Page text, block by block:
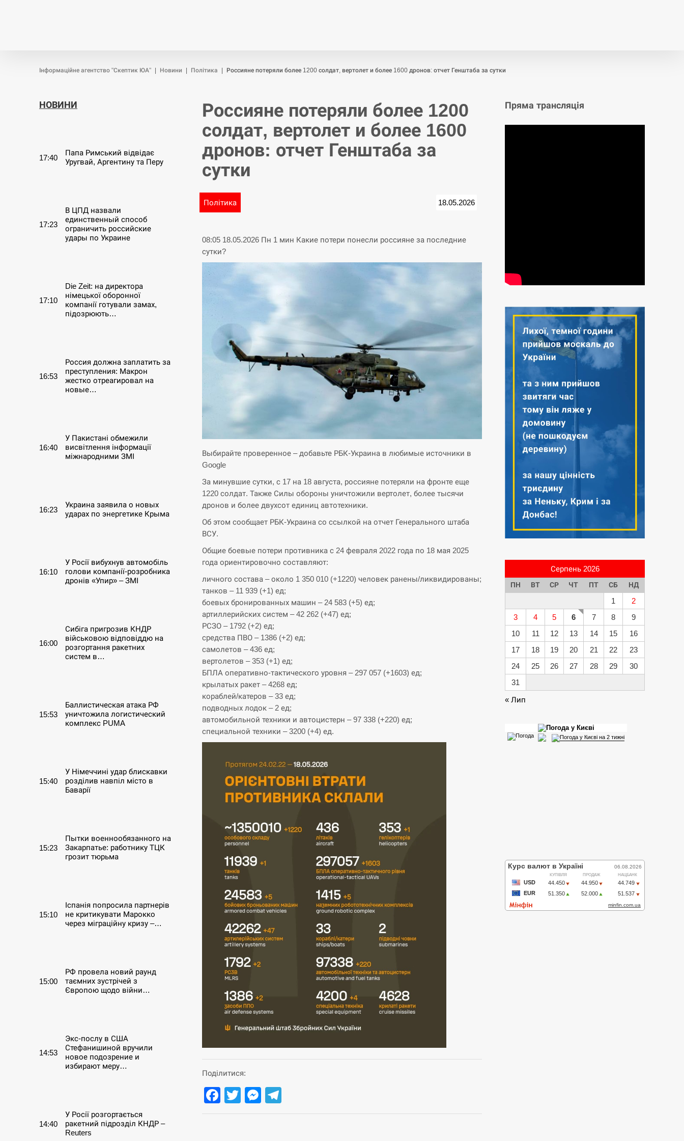
Інформаційне агентство "Скептик ЮА" Новини Політика Россияне потеряли более 1200 солдат, вертолет и более 1600 дронов: отчет Генштаба за сутки
НОВИНИ
17:40
Папа Римський відвідає
Уругвай, Аргентину та Перу
17:23
В ЦПД назвали
единственный способ
ограничить российские
удары по Украине
17:10
Die Zeit: на директора
німецької оборонної
компанії готували замах,
підозрюють…
16:53
Россия должна заплатить за
преступления: Макрон
жестко отреагировал на
новые…
16:40
У Пакистані обмежили
висвітлення інформації
міжнародними ЗМІ
16:23
Украина заявила о новых
ударах по энергетике Крыма
16:10
У Росії вибухнув автомобіль
голови компанії-розробника
дронів «Упир» – ЗМІ
16:00
Сибіга пригрозив КНДР
військовою відповіддю на
розгортання ракетних
систем в…
15:53
Баллистическая атака РФ
уничтожила логистический
комплекс PUMA
15:40
У Німеччині удар блискавки
розділив навпіл місто в
Баварії
15:23
Пытки военнообязанного на
Закарпатье: работнику ТЦК
грозит тюрьма
15:10
Іспанія попросила партнерів
не критикувати Марокко
через міграційну кризу –…
15:00
РФ провела новий раунд
таємних зустрічей з
Європою щодо війни…
14:53
Экс-послу в США
Стефанишиной вручили
новое подозрение и
избирают меру…
14:40
У Росії розгортається
ракетний підрозділ КНДР –
Reuters
Россияне потеряли более 1200
солдат, вертолет и более 1600
дронов: отчет Генштаба за
сутки
Політика 18.05.2026
08:05 18.05.2026 Пн 1 мин Какие потери понесли россияне за последние
сутки?
Выбирайте проверенное – добавьте РБК-Украина в любимые источники в
Google
За минувшие сутки, с 17 на 18 августа, россияне потеряли на фронте еще
1220 солдат. Также Силы обороны уничтожили вертолет, более тысячи
дронов и более двухсот единиц автотехники.
Об этом сообщает РБК-Украина со ссылкой на отчет Генерального штаба
ВСУ.
Общие боевые потери противника с 24 февраля 2022 года по 18 мая 2025
года ориентировочно составляют:
личного состава – около 1 350 010 (+1220) человек ранены/ликвидированы;
танков – 11 939 (+1) ед;
боевых бронированных машин – 24 583 (+5) ед;
артиллерийских систем – 42 262 (+47) ед;
РСЗО – 1792 (+2) ед;
средства ПВО – 1386 (+2) ед;
самолетов – 436 ед;
вертолетов – 353 (+1) ед;
БПЛА оперативно-тактического уровня – 297 057 (+1603) ед;
крылатых ракет – 4268 ед;
кораблей/катеров – 33 ед;
подводных лодок – 2 ед;
автомобильной техники и автоцистерн – 97 338 (+220) ед;
специальной техники – 3200 (+4) ед.
Поділитися:
Facebook
TwitterMessenger
Пряма трансляція
Серпень 2026
ПН ВТ СР ЧТ ПТ СБ НД
1
2
3
4 5 6 7 8
9
10
11 12 13 14 15
16
17
18 19 20 21 22
23
24
25 26 27 28 29
30
31
« Лип